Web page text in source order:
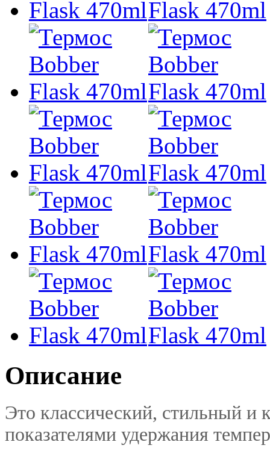
Описание
Это классический, стильный и
показателями удержания